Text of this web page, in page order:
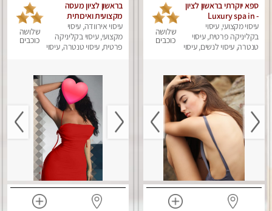
ספא יוקרתי בראשון לציון
- Luxury spa in
Rishon Lezion
עיסוי מקצועי, עיסוי
בקליניקה פרטית, עיסוי
טנטרה, עיסוי לנשים, עיסוי
שלושה
כוכבים
בראשון לציון מעסה
מקצועית ואיכותית
פרטי!!! ללא מין !!
עיסוי אירוודה, עיסוי
מקצועי, עיסוי בקליניקה
פרטית, עיסוי טנטרה, עיסוי
שלושה
כוכבים